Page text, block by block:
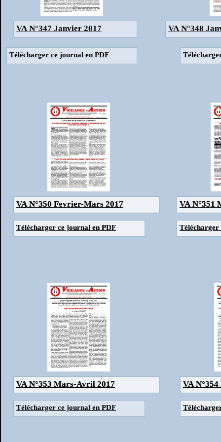
VA N°350 Fevrier-Mars 2017
Télécharger ce journal en PDF
VA N°351
Télécharger
VA N°353 Mars-Avril 2017
Télécharger ce journal en PDF
VA
VA N°348
VA N°347 Janvier 2017
Télécharger ce journal en PDF
VA N°350 Fevrier-Mars 2017
Télécharger ce journal en PDF
VA N°351
Télécharger
VA N°353 Mars-Avril 2017 VA